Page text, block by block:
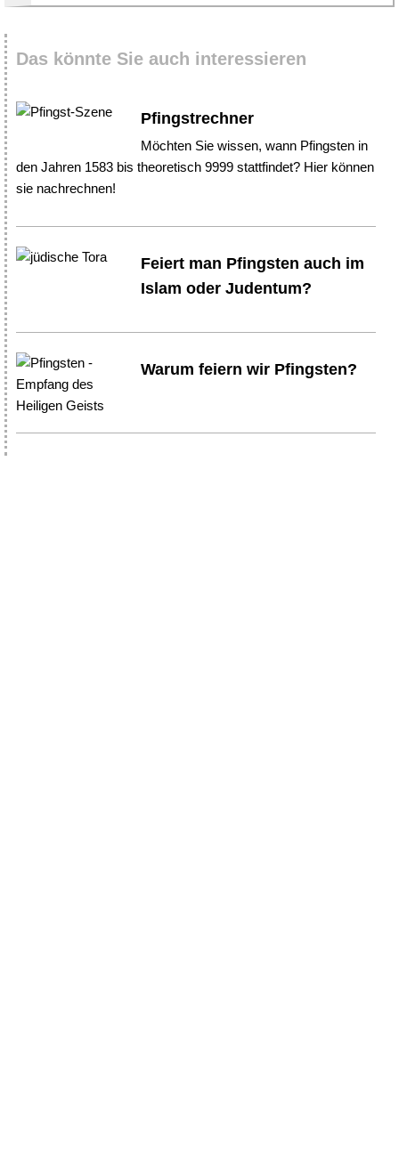
Das könnte Sie auch interessieren
Pfingstrechner
Möchten Sie wissen, wann Pfingsten in
den Jahren 1583 bis theoretisch 9999 stattfindet? Hier können
sie nachrechnen!
Feiert man Pfingsten auch im
Islam oder Judentum?
Warum feiern wir Pfingsten?